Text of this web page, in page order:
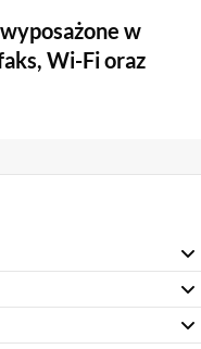
w
Wi-Fi oraz